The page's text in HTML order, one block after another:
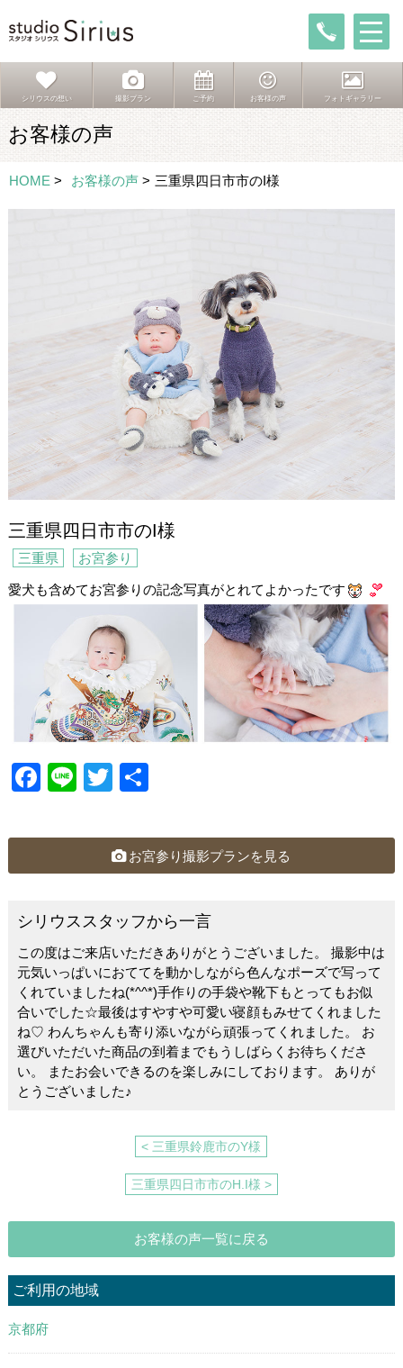
シリウスの想い 撮影プラン ご予約 お客様の声 フォトギャラリー
お客様の声
HOME > お客様の声 > 三重県四日市市のI様
三重県四日市市のI様
三重県 お宮参り
愛犬も含めてお宮参りの記念写真がとれてよかったです
F
c
o
o
k
Li
e
T
tt
erお宮参り撮影プランを見る
シリウススタッフから一言
この度はご来店いただきありがとうございました。 撮影中は
元気いっぱいにおててを動かしながら色んなポーズで写って
くれていましたね(*^^*)手作りの手袋や靴下もとってもお似
合いでした☆最後はすやすや可愛い寝顔もみせてくれました
ね♡ わんちゃんも寄り添いながら頑張ってくれました。 お
選びいただいた商品の到着までもうしばらくお待ちくださ
い。 またお会いできるのを楽しみにしております。 ありが
とうございました♪
< 三重県鈴鹿市のY様
三重県四日市市のH.I様 >
お客様の声一覧に戻る
ご利用の地域
京都府